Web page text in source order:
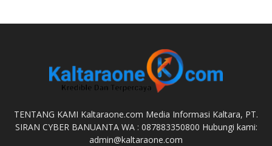
TENTANG KAMI Kaltaraone.com Media Informasi Kaltara, PT.
SIRAN CYBER BANUANTA WA : 087883350800 Hubungi kami:
admin@kaltaraone.com